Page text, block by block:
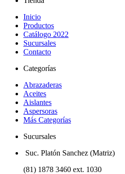
Inicio
Productos
Catálogo 2022
Sucursales
Contacto
Categorías
Abrazaderas
Aceites
Aislantes
Aspersoras
Más Categorías
Sucursales
Suc. Platón Sanchez (Matriz)
(81) 1878 3460 ext. 1030